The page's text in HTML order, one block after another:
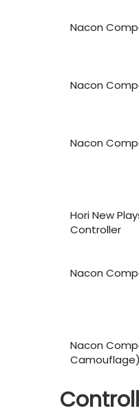
Nacon
Nacon
Nacon
Hori New
Controller
Nacon
Nacon
Camouflage)